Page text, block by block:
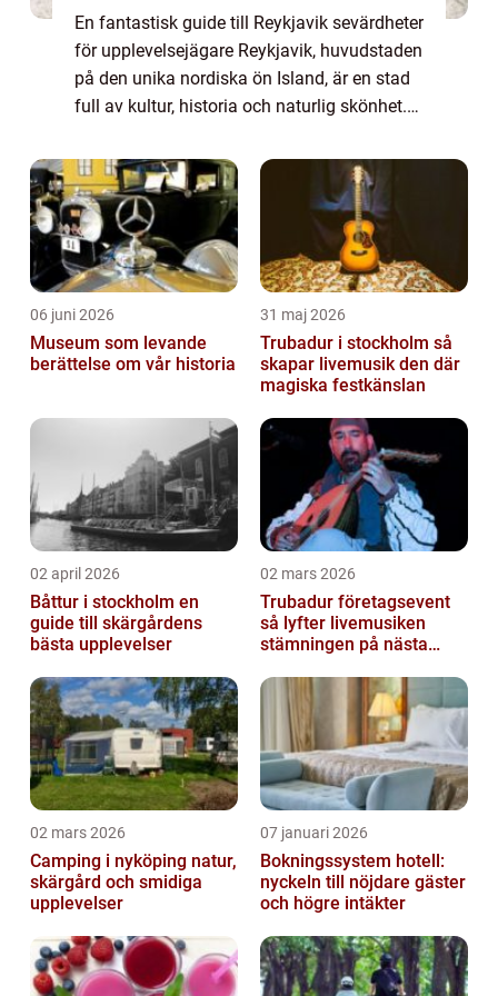
En fantastisk guide till Reykjavik sevärdheter
för upplevelsejägare Reykjavik, huvudstaden
på den unika nordiska ön Island, är en stad
full av kultur, historia och naturlig skönhet.
fascinerande sevärdheter är Reykjavi...
06 juni 2026
Museum som levande
berättelse om vår historia
31 maj 2026
Trubadur i stockholm så
skapar livemusik den där
magiska festkänslan
02 april 2026
Båttur i stockholm en
guide till skärgårdens
bästa upplevelser
02 mars 2026
Trubadur företagsevent
så lyfter livemusiken
stämningen på nästa
02 mars 2026
Camping i nyköping natur,
skärgård och smidiga
upplevelser
07 januari 2026
Bokningssystem hotell:
nyckeln till nöjdare gäster
och högre intäkter